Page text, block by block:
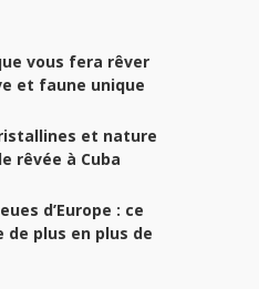
vous fera rêver
et faune unique
et nature
rêvée à Cuba
d’Europe : ce
plus en plus de